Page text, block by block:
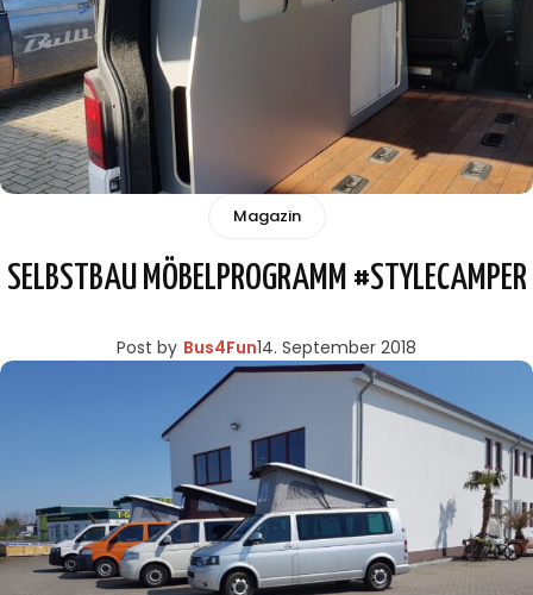
Magazin
SELBSTBAU MÖBELPROGRAMM #STYLECAMPER
Post by Bus4Fun14. September 2018